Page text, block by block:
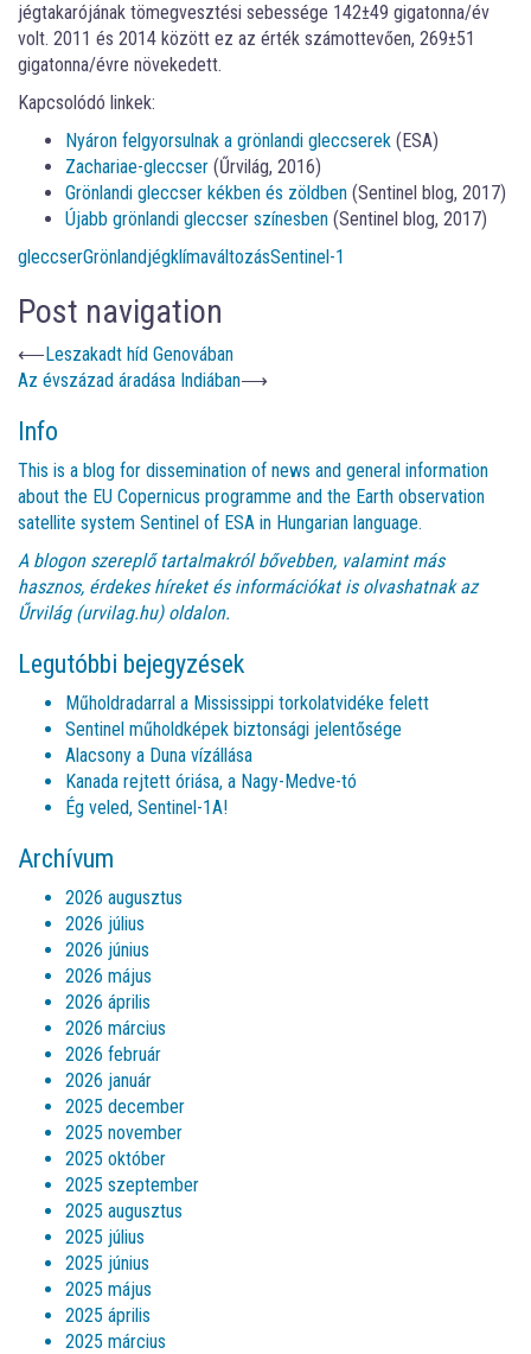
jégtakarójának tömegvesztési sebessége 142±49 gigatonna/év
volt. 2011 és 2014 között ez az érték számottevően, 269±51
gigatonna/évre növekedett.
Kapcsolódó linkek:
Nyáron felgyorsulnak a grönlandi gleccserek (ESA)
Zachariae-gleccser (Űrvilág, 2016)
Grönlandi gleccser kékben és zöldben (Sentinel blog, 2017)
Újabb grönlandi gleccser színesben (Sentinel blog, 2017)
gleccserGrönlandjégklímaváltozásSentinel-1
Post navigation
⟵Leszakadt híd Genovában
Az évszázad áradása Indiában⟶
Info
This is a blog for dissemination of news and general information
about the EU Copernicus programme and the Earth observation
satellite system Sentinel of ESA in Hungarian language.
A blogon szereplő tartalmakról bővebben, valamint más
hasznos, érdekes híreket és információkat is olvashatnak az
Űrvilág (urvilag.hu)oldalon.
Legutóbbi bejegyzések
Műholdradarral a Mississippi torkolatvidéke felett
Sentinel műholdképek biztonsági jelentősége
Alacsony a Duna vízállása
Kanada rejtett óriása, a Nagy-Medve-tó
Ég veled, Sentinel-1A!
Archívum
2026 augusztus
2026 július
2026 június
2026 május
2026 április
2026 március
2026 február
2026 január
2025 december
2025 november
2025 október
2025 szeptember
2025 augusztus
2025 július
2025 június
2025 május
2025 április
2025 március